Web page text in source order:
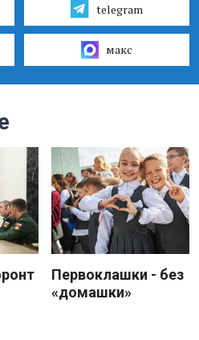
telegram
макс
Первоклашки - без
«домашки»